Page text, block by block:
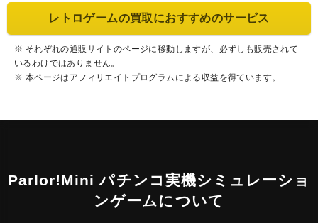
レトロゲームの買取におすすめのサービス
※ それぞれの通販サイトのページに移動しますが、必ずしも販売されて
いるわけではありません。
※ 本ページはアフィリエイトプログラムによる収益を得ています。
Parlor!Mini パチンコ実機シミュレーショ
ンゲームについて